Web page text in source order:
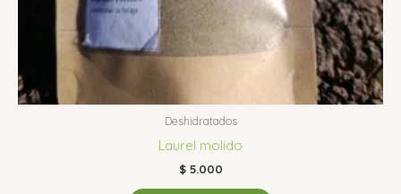
Deshidratados
Laurel molido
$5.000